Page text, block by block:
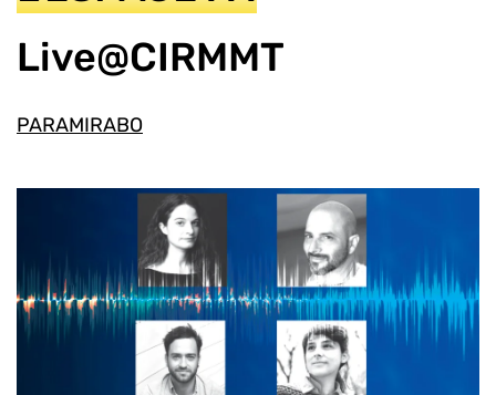
Live@CIRMMT
PARAMIRABO